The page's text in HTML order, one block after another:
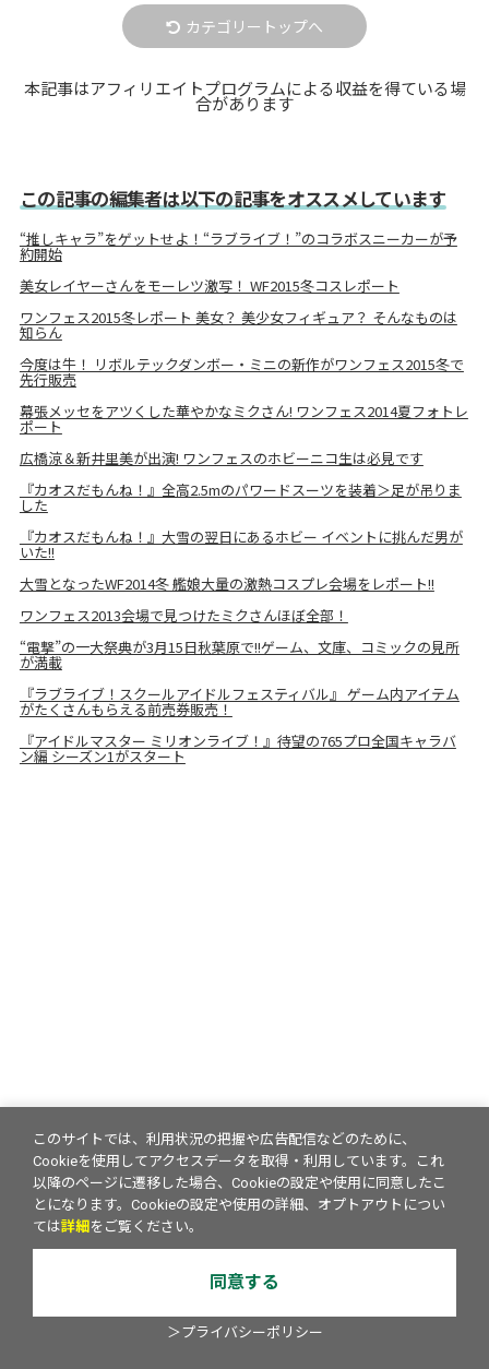
カテゴリートップへ
本記事はアフィリエイトプログラムによる収益を得ている場
合があります
この記事の編集者は以下の記事をオススメしています
“推しキャラ”をゲットせよ！“ラブライブ！”のコラボスニーカーが予
約開始
美女レイヤーさんをモーレツ激写！ WF2015冬コスレポート
ワンフェス2015冬レポート 美女？ 美少女フィギュア？ そんなものは
知らん
今度は牛！ リボルテックダンボー・ミニの新作がワンフェス2015冬で
先行販売
幕張メッセをアツくした華やかなミクさん! ワンフェス2014夏フォトレ
ポート
広橋涼＆新井里美が出演! ワンフェスのホビーニコ生は必見です
『カオスだもんね！』全高2.5mのパワードスーツを装着＞足が吊りま
した
『カオスだもんね！』大雪の翌日にあるホビー イベントに挑んだ男が
いた!!
大雪となったWF2014冬 艦娘大量の激熱コスプレ会場をレポート!!
ワンフェス2013会場で見つけたミクさんほぼ全部！
“電撃”の一大祭典が3月15日秋葉原で!!ゲーム、文庫、コミックの見所
が満載
『ラブライブ！スクールアイドルフェスティバル』 ゲーム内アイテム
がたくさんもらえる前売券販売！
『アイドルマスター ミリオンライブ！』待望の765プロ全国キャラバ
ン編 シーズン1がスタート
このサイトでは、利用状況の把握や広告配信などのために、
Cookieを使用してアクセスデータを取得・利用しています。これ
以降のページに遷移した場合、Cookieの設定や使用に同意したこ
とになります。Cookieの設定や使用の詳細、オプトアウトについ
ては詳細 をご覧ください。
同意する
＞プライバシーポリシー